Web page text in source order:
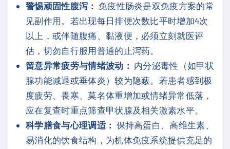
警惕顽固性腹泻： 免疫性肠炎是双免疫方案的常
见副作用。若出现每日排便次数比平时增加4次
以上，或伴随腹痛、黏液便，必须立刻就医评
估，切勿自行服用普通的止泻药。
留意异常疲劳与情绪波动： 内分泌毒性（如甲状
腺功能减退或垂体炎）较为隐蔽。若患者感到极
度疲劳、畏寒、莫名体重增加或情绪异常低落，
应在复查时重点筛查甲状腺及相关激素水平。
科学膳食与心理调适： 保持高蛋白、高维生素、
易消化的饮食结构，为机体免疫系统提供充足的